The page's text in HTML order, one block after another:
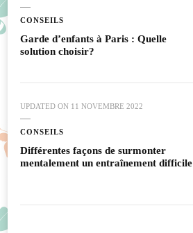
CONSEILS
Garde d’enfants à Paris : Quelle
solution choisir?
UPDATED ON 11 NOVEMBRE 2022
CONSEILS
Différentes façons de surmonter
mentalement un entraînement difficile